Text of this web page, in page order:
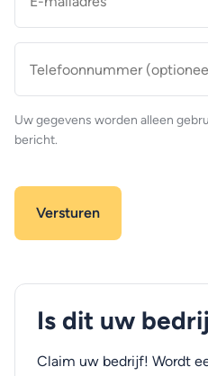
mailadres *
(optioneel)
Uw gegevens worden alleen
bericht.
Is dit uw
Claim uw bedrijf! Wordt